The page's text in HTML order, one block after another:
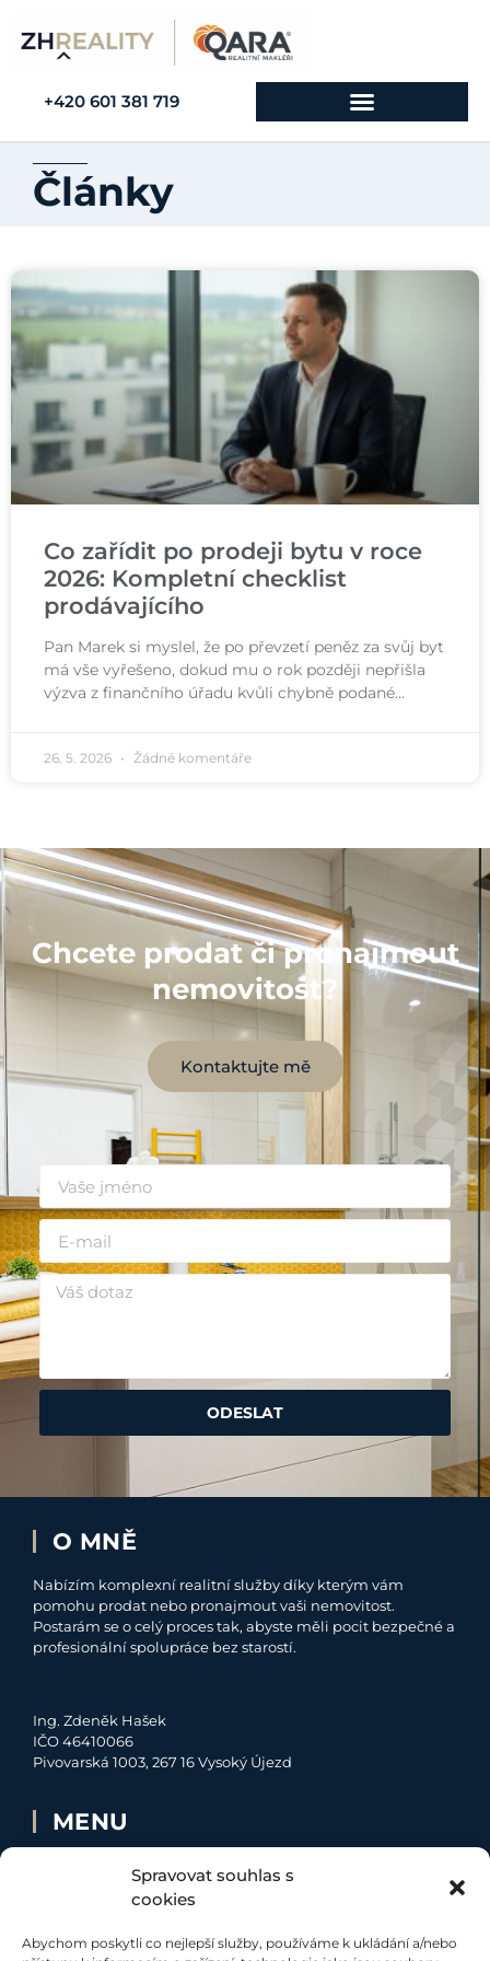
Spravovat souhlas s
cookies
Abychom poskytli co nejlepší služby, používáme k ukládání a/nebo
+420 601 381 719
Články
Co zařídit po prodeji bytu v roce
2026: Kompletní checklist
prodávajícího
Pan Marek si myslel, že po převzetí peněz za svůj byt
má vše vyřešeno, dokud mu o rok později nepřišla
výzva z finančního úřadu kvůli chybně podané…
26. 5. 2026 Žádné komentáře
Chcete prodat či pronajmout
nemovitost?
Kontaktujte mě
ODESLAT
O MNĚ
Nabízím komplexní realitní služby díky kterým vám
pomohu prodat nebo pronajmout vaši nemovitost.
Postarám se o celý proces tak, abyste měli pocit bezpečné a
profesionální spolupráce bez starostí.
Ing. Zdeněk Hašek
IČO 46410066
Pivovarská 1003, 267 16 Vysoký Újezd
MENU